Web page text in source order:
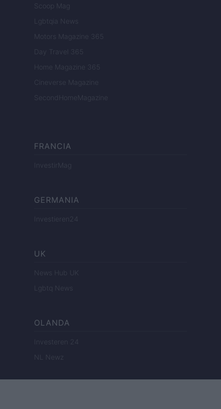
Scoop Mag
Lgbtqia News
Motors Magazine 365
Day Travel 365
Home Magazine 365
Cineverse Magazine
SecondHomeMagazine
FRANCIA
InvestirMag
GERMANIA
Investieren24
UK
News Hub UK
Lgbtq News
OLANDA
Investeren 24
NL Newz